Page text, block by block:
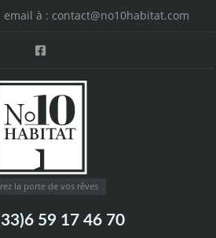
email à : contact@no10habitat.com
la porte de vos rêves
59 17 46 70